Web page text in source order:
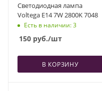
Светодиодная лампа
Voltega E14 7W 2800K 7048
Есть в наличии: 3
150 руб./шт
В КОРЗИНУ